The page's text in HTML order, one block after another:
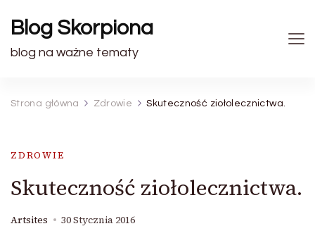
Blog Skorpiona
blog na ważne tematy
Strona główna Zdrowie Skuteczność ziołolecznictwa.
ZDROWIE
Skuteczność ziołolecznictwa.
Artsites 30 Stycznia 2016